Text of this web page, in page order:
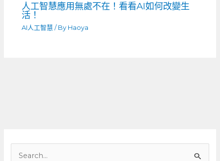
人工智慧應用無處不在！看看AI如何改變生
活！
AI人工智慧 / By Haoya